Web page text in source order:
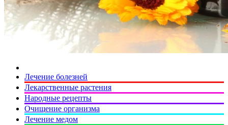
Лечение болезней
Лекарственные растения
Народные рецепты
Очищение организма
Лечение медом